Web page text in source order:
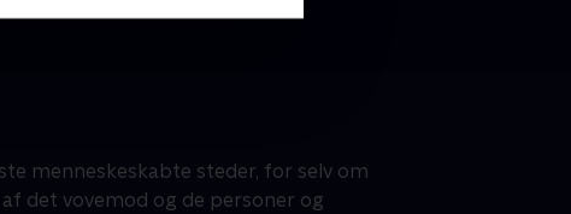
menneskeskabte steder, for selv om
det vovemod og de personer og